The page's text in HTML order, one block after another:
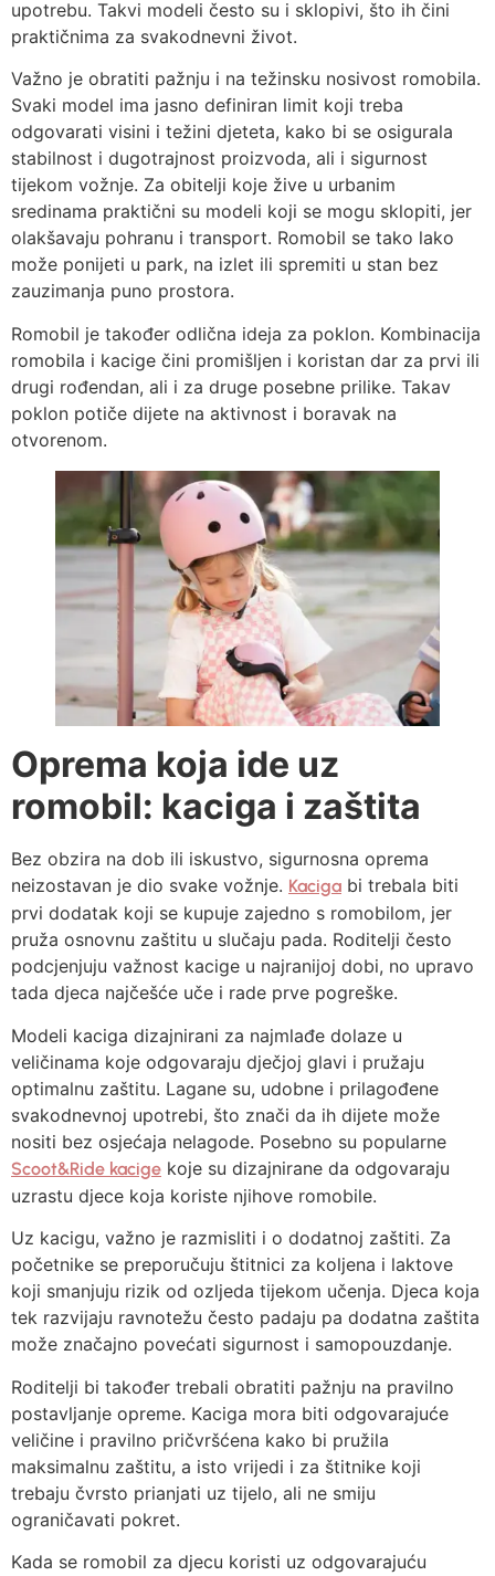
upotrebu. Takvi modeli često su i sklopivi, što ih čini
praktičnima za svakodnevni život.
Važno je obratiti pažnju i na težinsku nosivost romobila.
Svaki model ima jasno definiran limit koji treba
odgovarati visini i težini djeteta, kako bi se osigurala
stabilnost i dugotrajnost proizvoda, ali i sigurnost
tijekom vožnje. Za obitelji koje žive u urbanim
sredinama praktični su modeli koji se mogu sklopiti, jer
olakšavaju pohranu i transport. Romobil se tako lako
može ponijeti u park, na izlet ili spremiti u stan bez
zauzimanja puno prostora.
Romobil je također odlična ideja za poklon. Kombinacija
romobila i kacige čini promišljen i koristan dar za prvi ili
drugi rođendan, ali i za druge posebne prilike. Takav
poklon potiče dijete na aktivnost i boravak na
otvorenom.
Oprema koja ide uz
romobil: kaciga i zaštita
Bez obzira na dob ili iskustvo, sigurnosna oprema
neizostavan je dio svake vožnje. Kaciga bi trebala biti
prvi dodatak koji se kupuje zajedno s romobilom, jer
pruža osnovnu zaštitu u slučaju pada. Roditelji često
podcjenjuju važnost kacige u najranijoj dobi, no upravo
tada djeca najčešće uče i rade prve pogreške.
Modeli kaciga dizajnirani za najmlađe dolaze u
veličinama koje odgovaraju dječjoj glavi i pružaju
optimalnu zaštitu. Lagane su, udobne i prilagođene
svakodnevnoj upotrebi, što znači da ih dijete može
nositi bez osjećaja nelagode. Posebno su popularne
Scoot&Ride kacige koje su dizajnirane da odgovaraju
uzrastu djece koja koriste njihove romobile.
Uz kacigu, važno je razmisliti i o dodatnoj zaštiti. Za
početnike se preporučuju štitnici za koljena i laktove
koji smanjuju rizik od ozljeda tijekom učenja. Djeca koja
tek razvijaju ravnotežu često padaju pa dodatna zaštita
može značajno povećati sigurnost i samopouzdanje.
Roditelji bi također trebali obratiti pažnju na pravilno
postavljanje opreme. Kaciga mora biti odgovarajuće
veličine i pravilno pričvršćena kako bi pružila
maksimalnu zaštitu, a isto vrijedi i za štitnike koji
trebaju čvrsto prianjati uz tijelo, ali ne smiju
ograničavati pokret.
Kada se romobil za djecu koristi uz odgovarajuću